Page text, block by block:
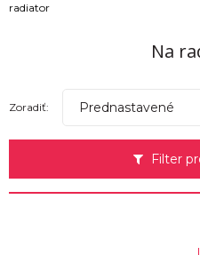
radiator
Na
Filter
Zoradiť: Prednastavené